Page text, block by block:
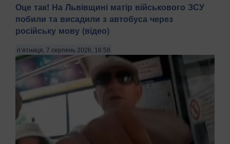
Оце так! На Львівщині матір військового ЗСУ
побили та висадили з автобуса через
російську мову (відео)
п’ятниця, 7 серпень 2026, 16:58